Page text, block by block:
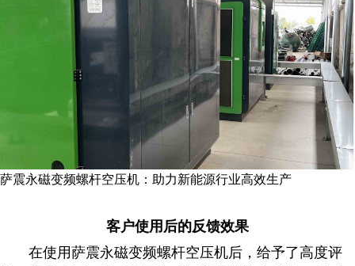
萨震永磁变频螺杆空压机：助力新能源行业高效生产
客户使用后的反馈效果
在使用萨震永磁变频螺杆空压机后，给予了高度评